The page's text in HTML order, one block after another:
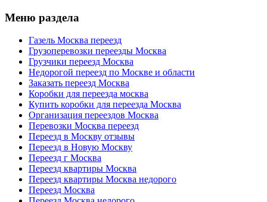
Меню раздела
Газель Москва переезд
Грузоперевозки переезды Москва
Грузчики переезд Москва
Недорогой переезд по Москве и области
Заказать переезд Москва
Коробки для переезда москва
Купить коробки для переезда Москва
Организация переездов Москва
Перевозки Москва переезд
Переезд в Москву отзывы
Переезд в Новую Москву
Переезд г Москва
Переезд квартиры Москва
Переезд квартиры Москва недорого
Переезд Москва